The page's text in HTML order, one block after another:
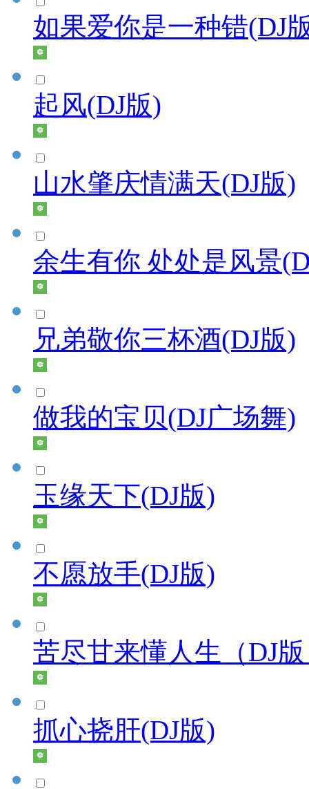
如果爱你是一种错(DJ
起风(DJ版)
山水肇庆情满天(DJ版)
余生有你 处处是风景
兄弟敬你三杯酒(DJ版)
做我的宝贝(DJ广场舞)
玉缘天下(DJ版)
不愿放手(DJ版)
苦尽甘来懂人生（DJ
抓心挠肝(DJ版)